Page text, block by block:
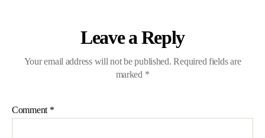
Leave a Reply
Your email address will not be published. Required fields are
marked *
Comment *